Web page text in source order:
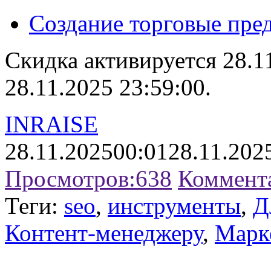
Создание торговые
Скидка активируется
28.11.2025 23:59:00.
INRAISE
28.11.202500:01
Просмотров:638
Теги: seo, инструменты,
Контент-менеджеру,